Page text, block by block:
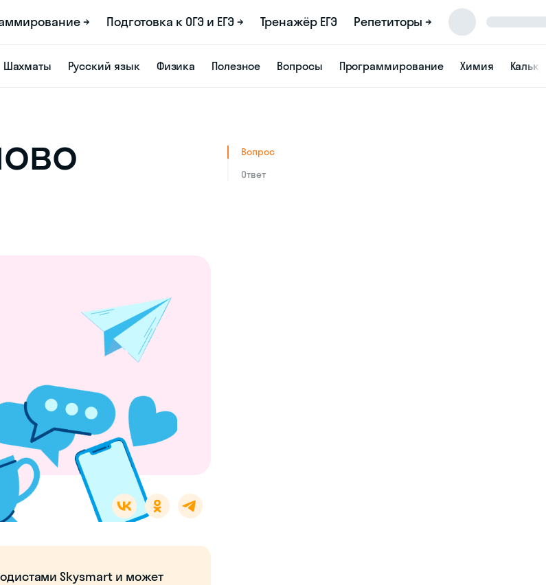
→ Подготовка к ОГЭ и ЕГЭ → Тренажёр ЕГЭ Репетиторы →
Шахматы Русский язык Физика Полезное Вопросы Программирование Химия
Skysmart и может
Вопрос
Ответ